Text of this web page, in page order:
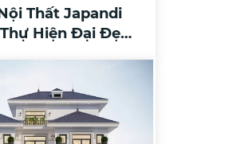
Thất Japandi
Hiện Đại Đẹp,